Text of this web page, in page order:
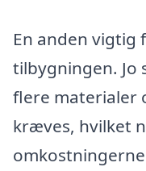
En anden vigtig
tilbygningen. Jo
flere materialer
kræves, hvilket